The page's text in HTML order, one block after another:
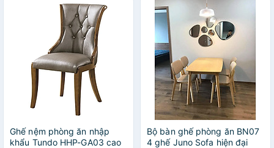
Ghế nệm phòng ăn nhập
khẩu Tundo HHP-GA03 cao
Bộ bàn ghế phòng ăn BN07
4 ghế Juno Sofa hiện đại